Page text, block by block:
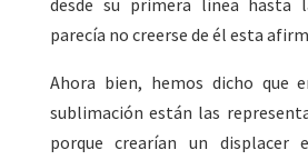
desde su primera línea hasta
parecía no creerse de él esta
Ahora bien, hemos dicho que
sublimación están las
porque crearían un displacer